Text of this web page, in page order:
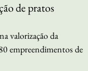
de pratos
valorização da
empreendimentos de